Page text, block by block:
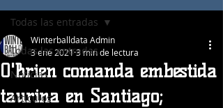
Todas las entradas
Noticias
Articulos
Todas las entradas
O'Brien comanda embestida
taurina en Santiago;
Winterballdata Admin
3 ene 20213 min de lectura